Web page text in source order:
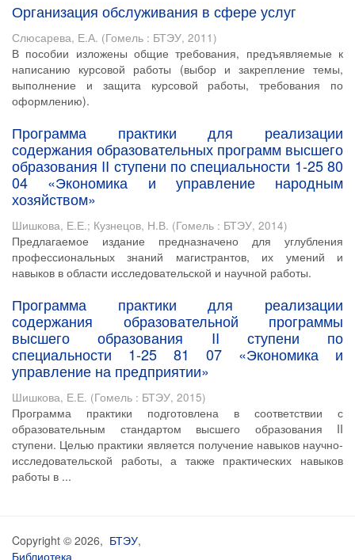
Организация обслуживания в сфере услуг
Слюсарева, Е.А. (Гомель : БТЭУ, 2011)
В пособии изложены общие требования, предъявляемые к
написанию курсовой работы (выбор и закрепление темы,
выполнение и защита курсовой работы, требования по
оформлению).
Программа практики для реализации
содержания образовательных программ высшего
образования II ступени по специальности 1-25 80
04 «Экономика и управление народным
хозяйством»
Шишкова, Е.Е.; Кузнецов, Н.В. (Гомель : БТЭУ, 2014)
Предлагаемое издание предназначено для углубления
профессиональных знаний магистрантов, их умений и
навыков в области исследовательской и научной работы.
Программа практики для реализации
содержания образовательной программы
высшего образования II ступени по
специальности 1-25 81 07 «Экономика и
управление на предприятии»
Шишкова, Е.Е. (Гомель : БТЭУ, 2015)
Программа практики подготовлена в соответствии с
образовательным стандартом высшего образования II
ступени. Целью практики является получение навыков научно-
исследовательской работы, а также практических навыков
работы в ...
Copyright © 2026, БТЭУ,
Библиотека